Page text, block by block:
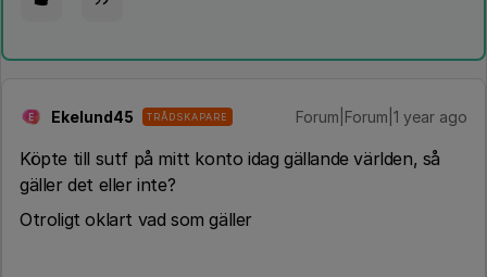
E Ekelund45 TRÅDSKAPARE Forum|Forum|1 year ago
Köpte till sutf på mitt konto idag gällande världen, så
gäller det eller inte?
Otroligt oklart vad som gäller